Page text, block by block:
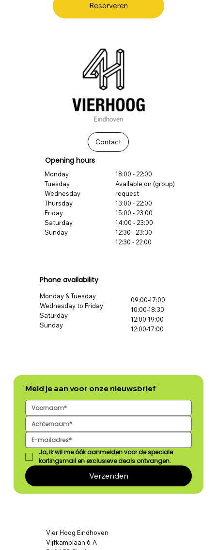
Reserveren
Meld je aan voor onze nieuwsbrief
Ja, ik wil me óók aanmelden voor de speciale
kortingsmail en exclusieve deals ontvangen.
Verzenden
Opening hours
Monday
Tuesday
Wednesday
Thursday
Friday
Saturday
Sunday
18:00 - 22:00
Available on (group)
request
13:00 - 22:00
15:00 - 23:00
14:00 - 23:00
12:30 - 23:30
12:30 - 22:00
Phone availability
Monday & Tuesday
Wednesday to Friday
Saturday
Sunday
09:00-17:00
10:00-18:30
12:00-19:00
12:00-17:00
Vier Hoog Eindhoven
Vijfkamplaan 6-A
Contact